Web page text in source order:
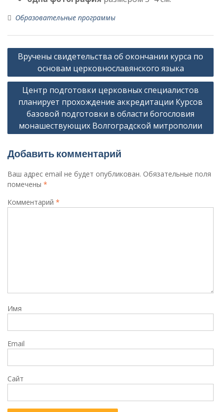
Образовательные программы
Навигация
записям
Вручены свидетельства об окончании курса по
основам церковнославянского языка
Центр подготовки церковных специалистов
планирует прохождение аккредитации Курсов
базовой подготовки в области богословия
монашествующих Волгоградской митрополии
Добавить комментарий
Ваш адрес email не будет опубликован. Обязательные поля
помечены *
Комментарий *
Имя
Email
Сайт